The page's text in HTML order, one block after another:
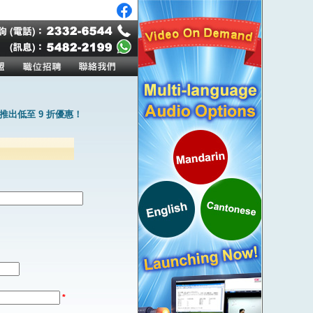
出低至 9 折優惠！
*